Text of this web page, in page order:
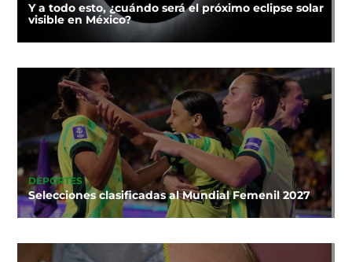
Y a todo esto, ¿cuándo será el próximo eclipse solar
visible en México?
DEPORTES
Selecciones clasificadas al Mundial Femenil 2027